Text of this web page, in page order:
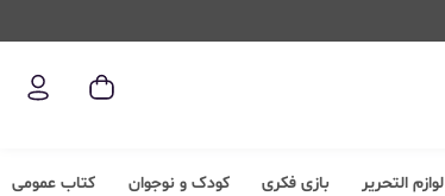
لوازم التحریر بازی فکری کودک و نوجوان کتاب عمومی